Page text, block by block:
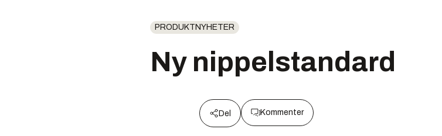
PRODUKTNYHETER
Ny nippelstandard
Del Kommenter